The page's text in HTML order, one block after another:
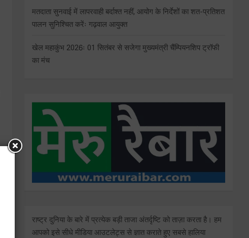
मतदाता सुनवाई में लापरवाही बर्दाश्त नहीं, आयोग के निर्देशों का शत-प्रतिशत
पालन सुनिश्चित करेंः गढ़वाल आयुक्त
खेल महाकुंभ 2026ः 01 सितंबर से सजेगा मुख्यमंत्री चैंम्पियनशिप ट्रॉफी
का मंच
राष्ट्र दुनिया के बारे में प्रत्येक बड़ी ताजा अंतर्दृष्टि को ताज़ा करता है। हम
आपको इसे सीधे मीडिया आउटलेट्स से ज्ञात कराते हुए सबसे हालिया